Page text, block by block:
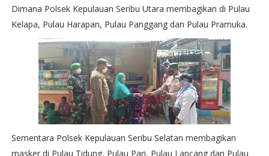
Dimana Polsek Kepulauan Seribu Utara membagikan di Pulau
Kelapa, Pulau Harapan, Pulau Panggang dan Pulau Pramuka.
Sementara Polsek Kepulauan Seribu Selatan membagikan
masker di Pulau Tidung, Pulau Pari, Pulau Lancang dan Pulau